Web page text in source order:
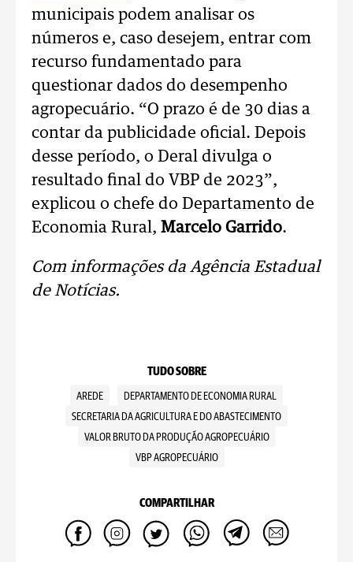
municipais podem analisar os
números e, caso desejem, entrar com
recurso fundamentado para
questionar dados do desempenho
agropecuário. “O prazo é de 30 dias a
contar da publicidade oficial. Depois
desse período, o Deral divulga o
resultado final do VBP de 2023”,
explicou o chefe do Departamento de
Economia Rural, Marcelo Garrido.
Com informações da Agência Estadual
de Notícias.
TUDO SOBRE
AREDE
DEPARTAMENTO DE ECONOMIA RURAL
SECRETARIA DA AGRICULTURA E DO ABASTECIMENTO
VALOR BRUTO DA PRODUÇÃO AGROPECUÁRIO
VBP AGROPECUÁRIO
COMPARTILHAR